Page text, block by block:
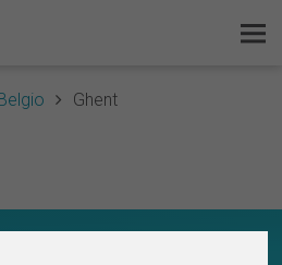
Ghent
Survey Ranking